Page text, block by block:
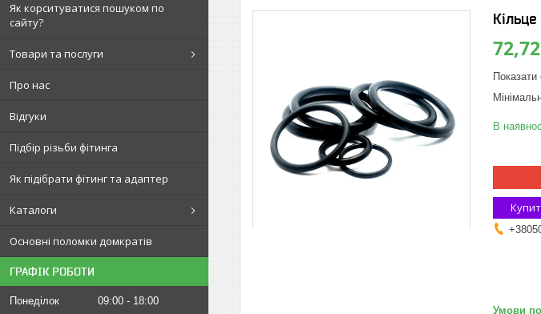
Як корситуватися пошуком по
сайту?
Товари та послуги
Про нас
Відгуки
Підбір різьби фітинга
Як підібрати фітинг та адаптер
Каталоги
Основні поломки домкратів
ГРАФІК РОБОТИ
Понеділок 09:00
18:00
Кільце
Показати
В